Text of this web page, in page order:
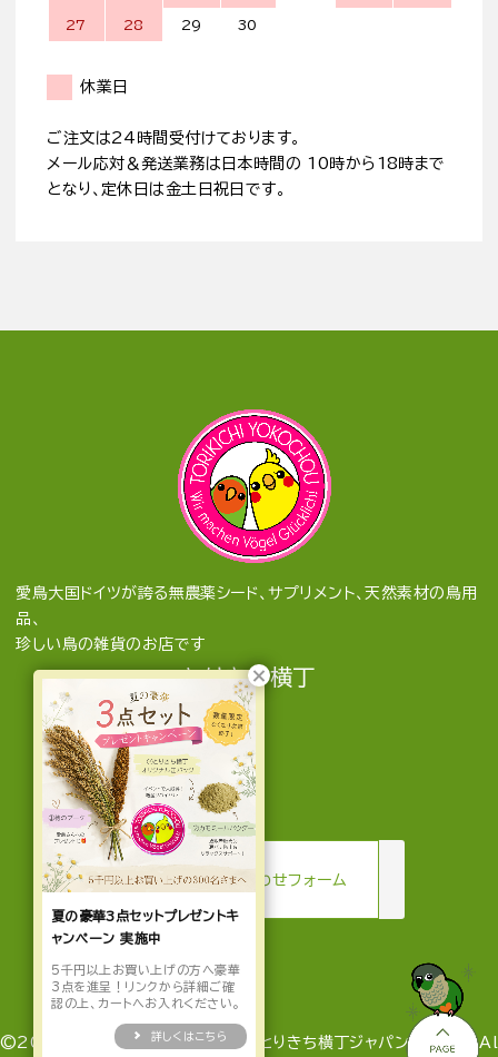
27 28 29 30
休業日
ご注文は24時間受付けております。
メール応対＆発送業務は日本時間の 10時から18時まで
となり、定休日は金土日祝日です。
愛鳥大国ドイツが誇る無農薬シード、サプリメント、天然素材の鳥用
品、
珍しい鳥の雑貨のお店です
とりきち横丁
mail お問い合わせフォーム
©2022-2026 とりきち横丁 by とりきち横丁ジャパン合同会社 Al
夏の豪華3点セットプレゼントキ
ャンペーン 実施中
5千円以上お買い上げの方へ豪華
3点を進呈！リンクから詳細ご確
認の上、カートへお入れください。
詳しくはこちら